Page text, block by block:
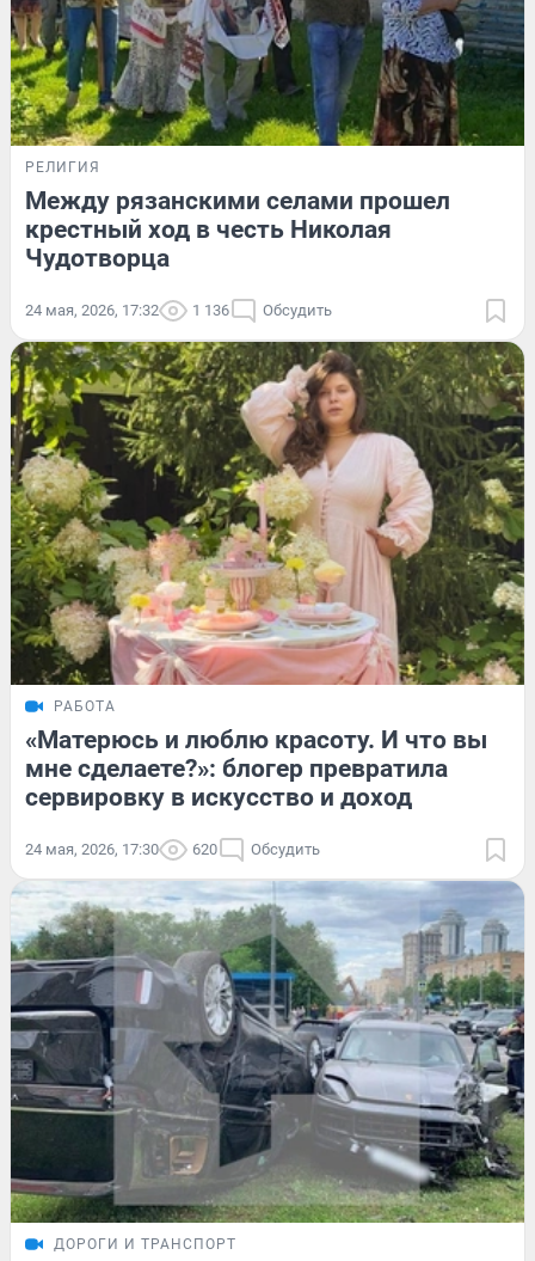
РЕЛИГИЯ
Между рязанскими селами прошел
крестный ход в честь Николая
Чудотворца
24 мая, 2026, 17:32 1 136 Обсудить
РАБОТА
«Матерюсь и люблю красоту. И что вы
мне сделаете?»: блогер превратила
сервировку в искусство и доход
24 мая, 2026, 17:30 620 Обсудить
ДОРОГИ И ТРАНСПОРТ